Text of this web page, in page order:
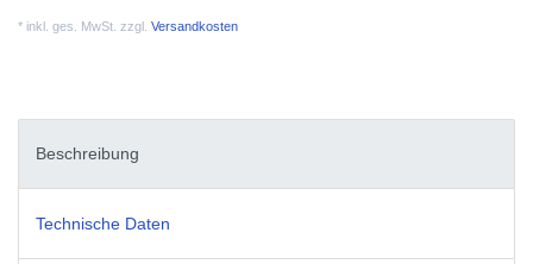
* inkl. ges. MwSt. zzgl. Versandkosten
Beschreibung
Technische Daten